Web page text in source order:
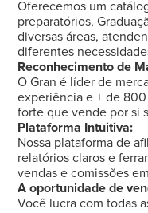
Oferecemos um
preparatórios,
diversas áreas,
diferentes
Reconhecimento de
O Gran é líder de
experiência e + de
forte que vende por si
Plataforma Intuitiva:
Nossa plataforma de
relatórios claros e
vendas e comissões
A oportunidade de
Você lucra com todas